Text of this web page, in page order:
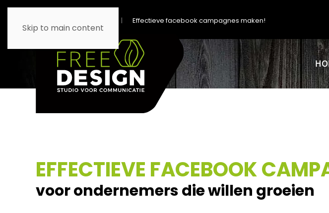
Skip to main content
Effectieve facebook campagnes maken!
EFFECTIEVE FACEBOOK
voor ondernemers die willen groeien